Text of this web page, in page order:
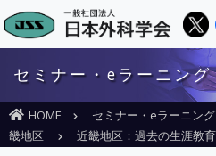
セミナー・eラーニング
HOME セミナー・eラーニング
畿地区
近畿地区：過去の生涯教